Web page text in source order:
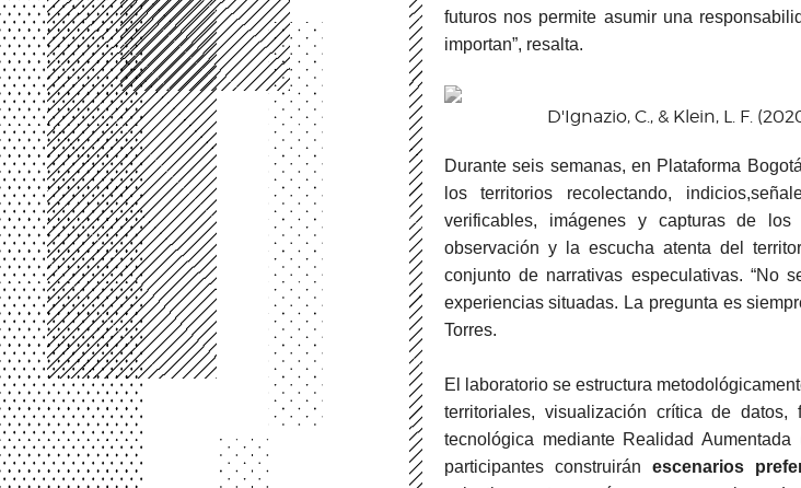
futuros nos permite asumir una
importan”, resalta.
D'Ignazio, C., & Klein, L. F.
Durante seis semanas, en Plataforma
los territorios recolectando,
verificables, imágenes y capturas de
observación y la escucha atenta del
conjunto de narrativas especulativas. “No
experiencias situadas. La pregunta es
Torres.
El laboratorio se estructura
territoriales, visualización crítica de
tecnológica mediante Realidad
participantes construiránescenarios